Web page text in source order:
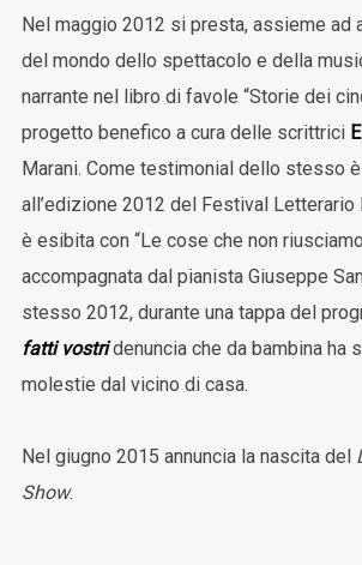
Nel maggio 2012 si presta, assieme ad
del mondo dello spettacolo e della
narrante nel libro di favole “Storie dei
progetto benefico a cura delle scrittrici
Marani. Come testimonial dello stesso
all’edizione 2012 del Festival
è esibita con “Le cose che non
accompagnata dal pianista Giuseppe
stesso 2012, durante una tappa del
fatti vostridenuncia che da bambina ha
molestie dal vicino di casa.
Nel giugno 2015 annuncia la nascita del
Show.